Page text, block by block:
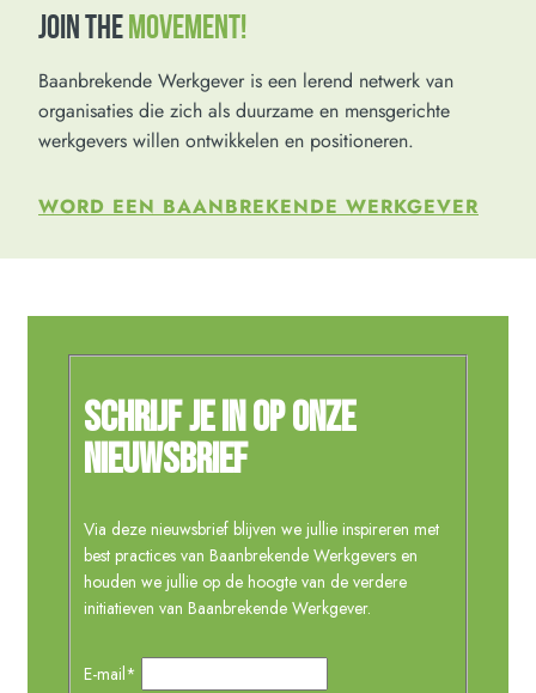
JOIN THEMOVEMENT!
Baanbrekende Werkgever is een lerend netwerk van
organisaties die zich als duurzame en mensgerichte
werkgevers willen ontwikkelen en positioneren.
WORD EEN BAANBREKENDE WERKGEVER